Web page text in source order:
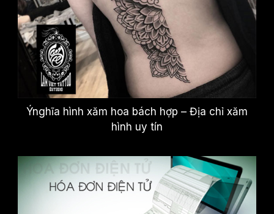
Ýnghĩa hình xăm hoa bách hợp – Địa chỉ xăm
hình uy tín